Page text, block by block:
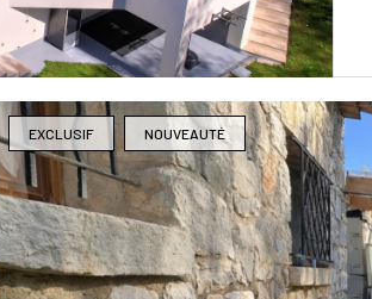
EXCLUSIF NOUVEAUTÉ